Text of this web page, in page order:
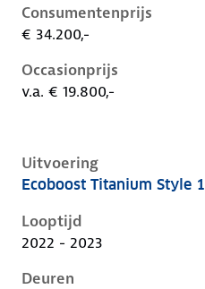
Consumentenprijs
€ 34.200,-
Occasionprijs
v.a. € 19.800,-
Uitvoering
Ford Focus iv-1e-facelift,
Ecoboost Titanium Style
Looptijd
2022 - 2023
Deuren